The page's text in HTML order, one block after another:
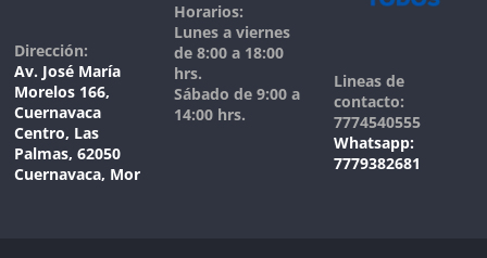
Dirección:
Av. José María
Morelos 166,
Cuernavaca
Centro, Las
Palmas, 62050
Cuernavaca, Mor
Horarios:
Lunes a viernes
de 8:00 a 18:00
hrs.
Sábado de 9:00 a
14:00 hrs.
Lineas de
contacto:
7774540555
Whatsapp:
7779382681